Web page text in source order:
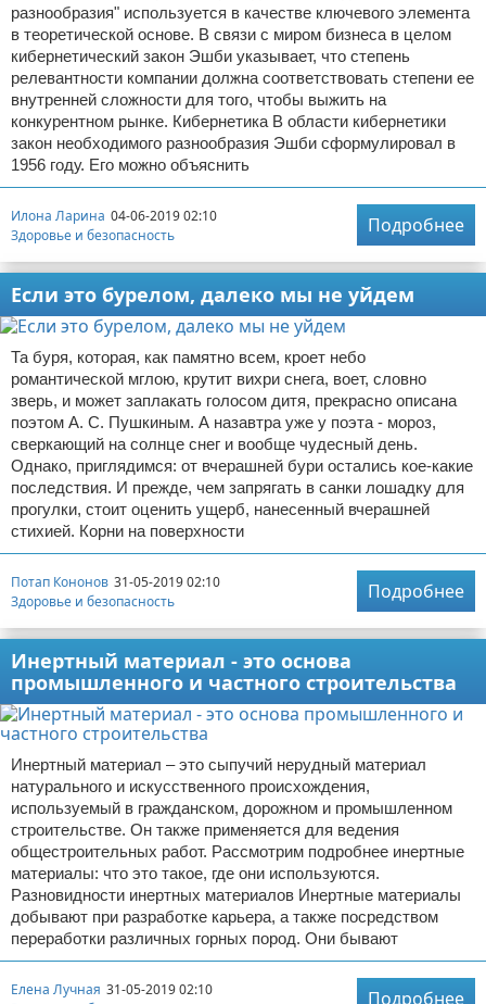
разнообразия" используется в качестве ключевого элемента
в теоретической основе. В связи с миром бизнеса в целом
кибернетический закон Эшби указывает, что степень
релевантности компании должна соответствовать степени ее
внутренней сложности для того, чтобы выжить на
конкурентном рынке. Кибернетика В области кибернетики
закон необходимого разнообразия Эшби сформулировал в
1956 году. Его можно объяснить
Илона Ларина 04-06-2019 02:10
Здоровье и безопасность
Подробнее
Если это бурелом, далеко мы не уйдем
Та буря, которая, как памятно всем, кроет небо
романтической мглою, крутит вихри снега, воет, словно
зверь, и может заплакать голосом дитя, прекрасно описана
поэтом А. С. Пушкиным. А назавтра уже у поэта - мороз,
сверкающий на солнце снег и вообще чудесный день.
Однако, приглядимся: от вчерашней бури остались кое-какие
последствия. И прежде, чем запрягать в санки лошадку для
прогулки, стоит оценить ущерб, нанесенный вчерашней
стихией. Корни на поверхности
Потап Кононов 31-05-2019 02:10
Здоровье и безопасность
Подробнее
Инертный материал - это основа
промышленного и частного строительства
Инертный материал – это сыпучий нерудный материал
натурального и искусственного происхождения,
используемый в гражданском, дорожном и промышленном
строительстве. Он также применяется для ведения
общестроительных работ. Рассмотрим подробнее инертные
материалы: что это такое, где они используются.
Разновидности инертных материалов Инертные материалы
добывают при разработке карьера, а также посредством
переработки различных горных пород. Они бывают
Елена Лучная 31-05-2019 02:10
Подробнее